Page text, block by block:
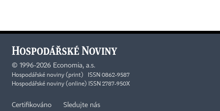
© 1996-2026 Economia, a.s.
Hospodářské noviny (print) ISSN 0862-9587
Hospodářské noviny (online) ISSN 2787-950X
Certifikováno Sledujte nás